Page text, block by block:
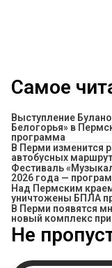
Самое
Выступление
Белогорья» в
программа
​В Перми изменится
автобусных
Фестиваль
2026 года —
Над Пермским
уничтожены БПЛА
В Перми появятся
новый комплекс
Не